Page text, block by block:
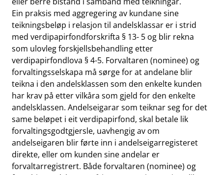
Ein praksis med aggregering av kundane sine
teikningsbeløp i relasjon til andelsklassar er i strid
med verdipapirfondforskrifta § 13- 5 og blir rekna
som ulovleg forskjellsbehandling etter
verdipapirfondlova § 4-5. Forvaltaren (nominee) og
forvaltingsselskapa må sørge for at andelane blir
teikna i den andelsklassen som den enkelte kunden
har krav på etter vilkåra som gjeld for den enkelte
andelsklassen. Andelseigarar som teiknar seg for det
same beløpet i eit verdipapirfond, skal betale lik
forvaltingsgodtgjersle, uavhengig av om
andelseigaren blir førte inn i andelseigarregisteret
direkte, eller om kunden sine andelar er
forvaltarregistrert. Både forvaltaren (nominee) og